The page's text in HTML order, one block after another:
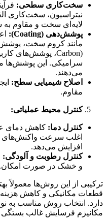
سخت‌کاری سطحی:
لایه‌ای سخت و مقاوم
پوشش‌دهی (Coating):
سرامیکی. این
می‌دهند.
اصلاح شیمیایی سطح:
مقاوم.
کنترل محیط عملیاتی:
کنترل دما: کاهش دمای
اغلب سرعت واکنش‌های
افزایش می‌دهد.
کنترل رطوبت و آلودگی:
و خشک در صورت امکان.
ترکیبی از این روش‌ها معمولاً
قطعات مکانیکی و کاهش
دارد. انتخاب روش مناسب به
مکانیزم فرسایش غالب بستگی